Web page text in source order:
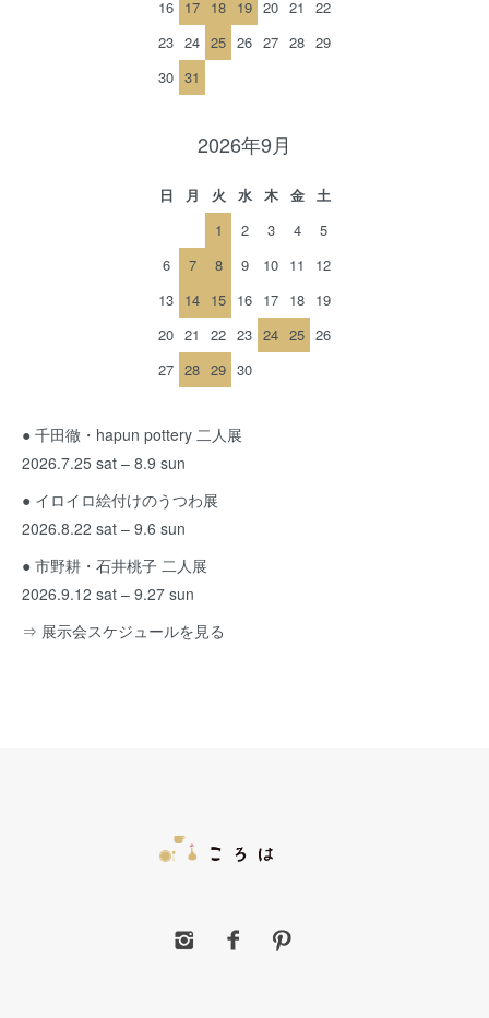
16 17 18 19 20 21
22
23 24 25 26 27 28 29
30 31
2026年9月
日 月 火 水 木 金
土
1
2 3 4
5
6
7 8 9 10 11
12
13 14 15 16 17 18 19
20 21 22 23 24 25 26
27 28 29 30
● 千田徹・hapun pottery 二人展
2026.7.25 sat – 8.9 sun
● イロイロ絵付けのうつわ展
2026.8.22 sat – 9.6 sun
● 市野耕・石井桃子 二人展
2026.9.12 sat – 9.27 sun
⇒ 展示会スケジュールを見る